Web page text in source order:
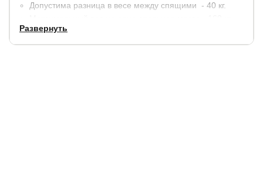
Допустима разница в весе между спящими - 40 кг.
Состав слоев: кокос (4 см), OrmaFoam (2 см).
Развернуть